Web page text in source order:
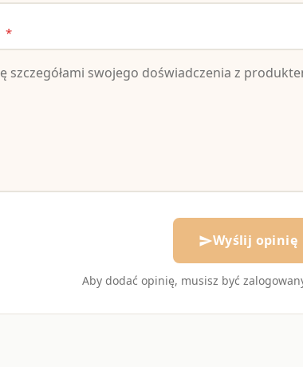
*
sendWyślij opinię
Aby dodać opinię, musisz być